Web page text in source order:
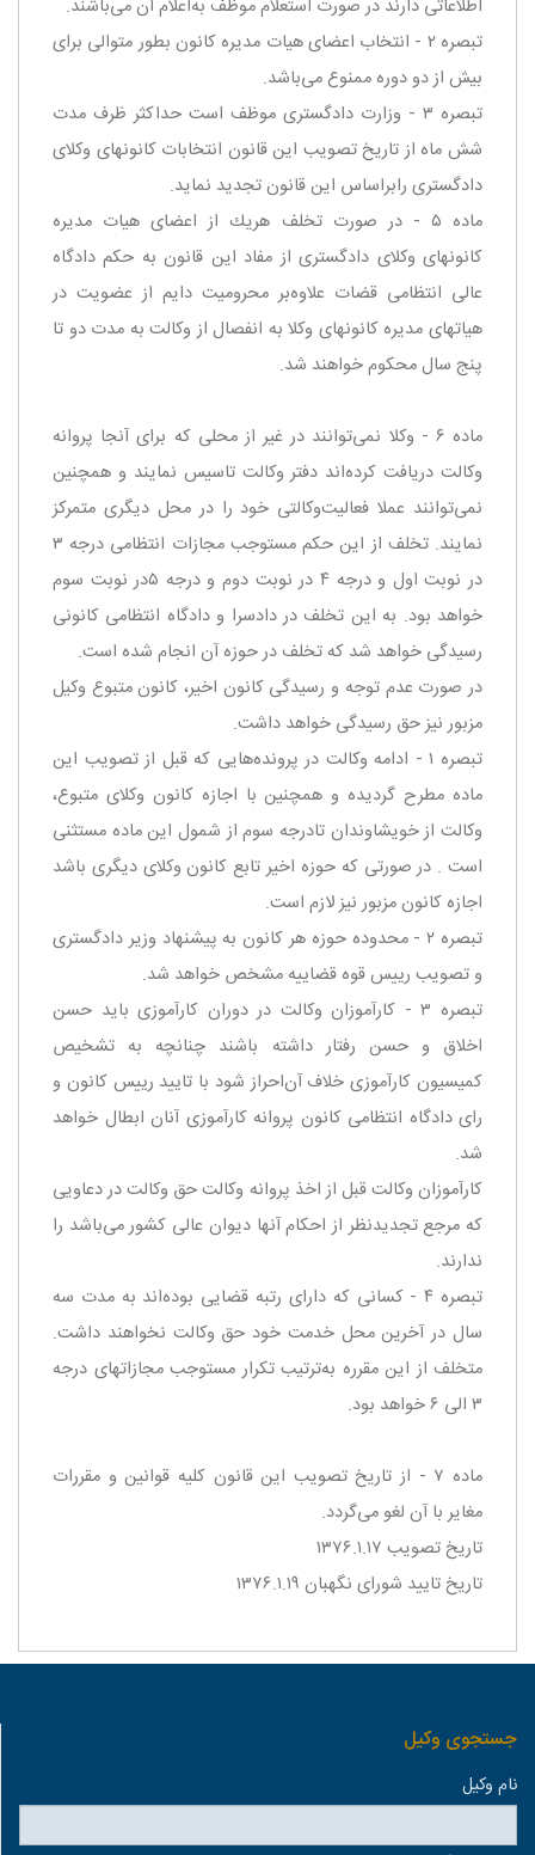
اطلاعاتی دارند در صورت استعلام موظف به‌اعلام آن می‌باشند.
‌تبصره ۲ - انتخاب اعضای هیات مدیره كانون بطور متوالی برای
بیش از دو دوره ممنوع می‌باشد.
‌تبصره ۳ - وزارت دادگستری موظف است حداكثر ظرف مدت
شش ماه از تاریخ تصویب این قانون انتخابات كانونهای وكلای
دادگستری را‌براساس این قانون تجدید نماید.
‌ماده ۵ - در صورت تخلف هریك از اعضای هیات مدیره
كانونهای وكلای دادگستری از مفاد این قانون به حكم دادگاه
عالی انتظامی قضات علاوه‌بر محرومیت دایم از عضویت در
هیاتهای مدیره كانونهای وكلا به انفصال از وكالت به مدت دو تا
پنج سال محكوم خواهند شد.
ماده ۶ - وكلا نمی‌توانند در غیر از محلی كه برای آنجا پروانه
وكالت دریافت كرده‌اند دفتر وكالت تاسیس نمایند و همچنین
نمی‌توانند عملا فعالیت‌وكالتی خود را در محل دیگری متمركز
نمایند. تخلف از این حكم مستوجب مجازات انتظامی درجه ۳
در نوبت اول و درجه ۴ در نوبت دوم و درجه ۵‌در نوبت سوم
خواهد بود. به این تخلف در دادسرا و دادگاه انتظامی كانونی
رسیدگی خواهد شد كه تخلف در حوزه آن انجام شده است.
‌در صورت عدم توجه و رسیدگی كانون اخیر، كانون متبوع وكیل
مزبور نیز حق رسیدگی خواهد داشت.
‌تبصره ۱ - ادامه وكالت در پرونده‌هایی كه قبل از تصویب این
ماده مطرح گردیده و همچنین با اجازه كانون وكلای متبوع،
وكالت از خویشاوندان تا‌درجه سوم از شمول این ماده مستثنی
است . در صورتی كه حوزه اخیر تابع كانون وكلای دیگری باشد
اجازه كانون مزبور نیز لازم است.
‌تبصره ۲ - محدوده حوزه هر كانون به پیشنهاد وزیر دادگستری
و تصویب رییس قوه قضاییه مشخص خواهد شد.
‌تبصره ۳ - كارآموزان وكالت در دوران كارآموزی باید حسن
اخلاق و حسن رفتار داشته باشند چنانچه به تشخیص
كمیسیون كارآموزی خلاف آن‌احراز شود با تایید رییس كانون و
رای دادگاه انتظامی كانون پروانه كارآموزی آنان ابطال خواهد
شد.
‌كارآموزان وكالت قبل از اخذ پروانه وكالت حق وكالت در دعاویی
كه مرجع تجدیدنظر از احكام آنها دیوان عالی كشور می‌باشد را
ندارند.
‌تبصره ۴ - كسانی كه دارای رتبه قضایی بوده‌اند به مدت سه
سال در آخرین محل خدمت خود حق وكالت نخواهند داشت.
متخلف از این مقرره به‌ترتیب تكرار مستوجب مجازاتهای درجه
۳ الی ۶ خواهد بود.
ماده ۷ - از تاریخ تصویب این قانون كلیه قوانین و مقررات
مغایر با آن لغو می‌گردد.
‌تاریخ تصویب ۱۳۷۶.۱.۱۷
‌تاریخ تایید شورای نگهبان ۱۳۷۶.۱.۱۹
جستجوی وكيل
نام وكيل